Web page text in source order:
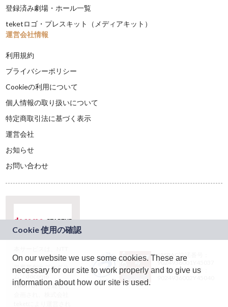
登録済み劇場・ホール一覧
teketロゴ・プレスキット（メディアキット）
運営会社情報
利用規約
プライバシーポリシー
Cookieの利用について
個人情報の取り扱いについて
特定商取引法に基づく表示
運営会社
お知らせ
お問い合わせ
ドコモグループの新
規事業創出プログラ
ム「docomo
STARTUP」を通じて
JASRAC許諾番号：
9024936001Y45037
JASRAC許諾番号：
On our website we use some cookies. These are
necessary for our site to work properly and to give us
information about how our site is used.